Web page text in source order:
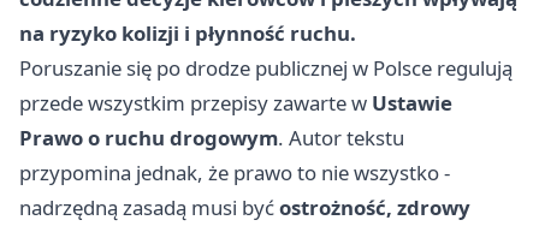
na ryzyko kolizji i płynność ruchu.
Poruszanie się po drodze publicznej w Polsce regulują
przede wszystkim przepisy zawarte w Ustawie
Prawo o ruchu drogowym. Autor tekstu
przypomina jednak, że prawo to nie wszystko -
nadrzędną zasadą musi byćostrożność, zdrowy